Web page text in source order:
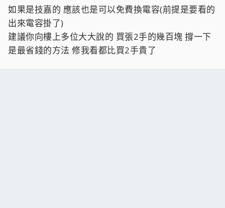
如果是技嘉的 應該也是可以免費換電容(前提是要看的
出來電容掛了)
建議你向樓上多位大大說的 買張2手的幾百塊 撐一下
是最省錢的方法 修我看都比買2手貴了